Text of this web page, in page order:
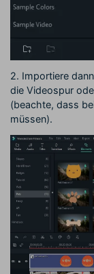
2. Importiere
die Videospur
(beachte, dass
müssen).